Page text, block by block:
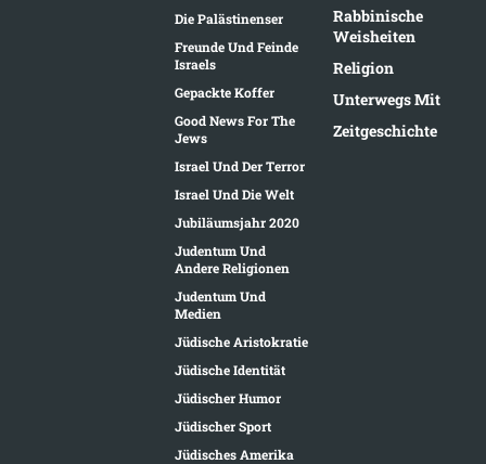
Die Palästinenser
Freunde Und Feinde
Israels
Gepackte Koffer
Good News For The
Jews
Israel Und Der Terror
Israel Und Die Welt
Jubiläumsjahr 2020
Judentum Und
Andere Religionen
Judentum Und
Medien
Jüdische Aristokratie
Jüdische Identität
Jüdischer Humor
Jüdischer Sport
Jüdisches Amerika
Rabbinische
Weisheiten
Religion
Unterwegs Mit
Zeitgeschichte